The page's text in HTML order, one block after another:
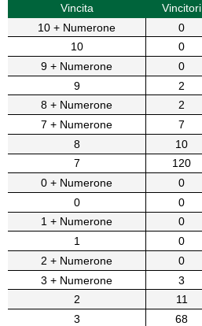
Vincita Vincitori
10 + Numerone
0
10
0
9 + Numerone
0
9
2
8 + Numerone
2
7 + Numerone
7
8
10
7
120
0 + Numerone
0
0
0
1 + Numerone
0
1
0
2 + Numerone
0
3 + Numerone
3
2
11
3
68